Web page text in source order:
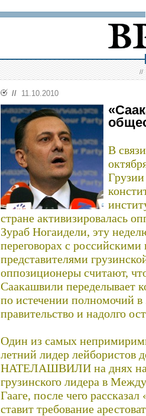
//
// 11.10.2010
В
стране активизировалась
Зураб Ногаидели, эту
переговорах с
представителями
оппозиционеры считают,
Саакашвили переделывает
по истечении полномочий в
правительство и надолго
Один из самых
летний лидер лейбористов
НАТЕЛАШВИЛИ на днях
грузинского лидера в
Гааге, после чего
ставит требование